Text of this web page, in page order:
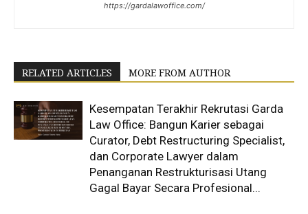
https://gardalawoffice.com/
RELATED ARTICLES MORE FROM AUTHOR
Kesempatan Terakhir Rekrutasi Garda
Law Office: Bangun Karier sebagai
Curator, Debt Restructuring Specialist,
dan Corporate Lawyer dalam
Penanganan Restrukturisasi Utang
Gagal Bayar Secara Profesional...